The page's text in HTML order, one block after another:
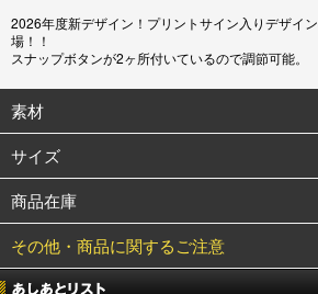
2026年度新デザイン！プリントサイン入りデザイ
場！！
スナップボタンが2ヶ所付いているので調節可能。
素材
サイズ
商品在庫
その他・商品に関するご注意